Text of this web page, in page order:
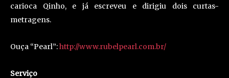
carioca Qinho, e já escreveu e dirigiu dois curtas-
metragens.
Ouça “Pearl”:http://www.rubelpearl.com.br/
Serviço